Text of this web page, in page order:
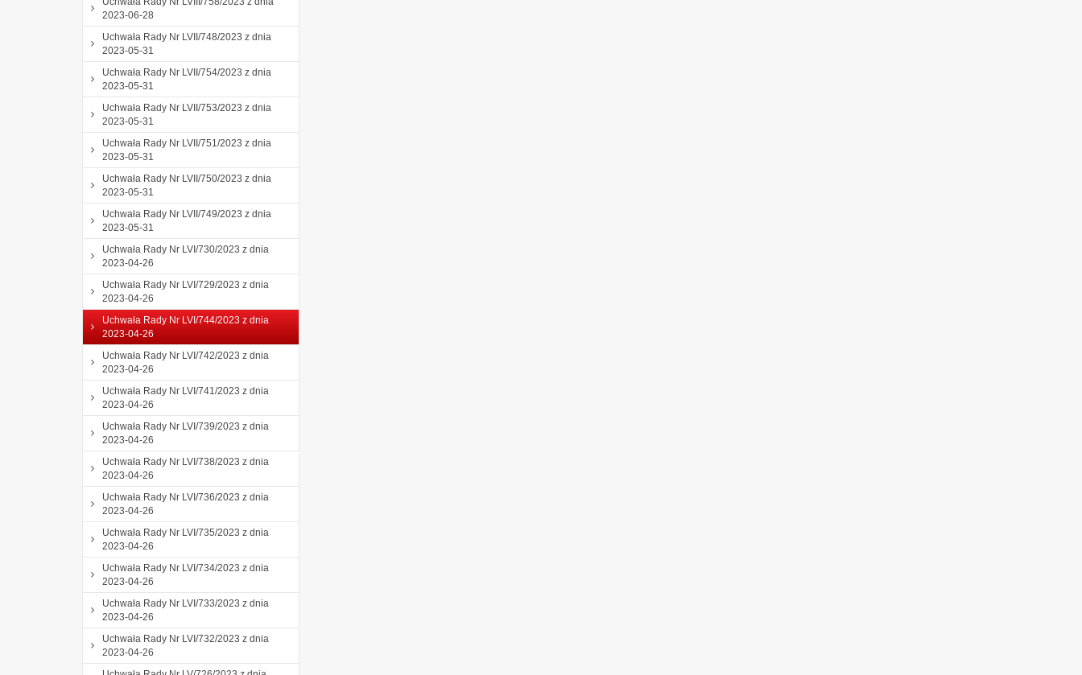
2023-06-28
Uchwała Rady Nr LVII/748/2023 z dnia
2023-05-31
Uchwała Rady Nr LVII/754/2023 z dnia
2023-05-31
Uchwała Rady Nr LVII/753/2023 z dnia
2023-05-31
Uchwała Rady Nr LVII/751/2023 z dnia
2023-05-31
Uchwała Rady Nr LVII/750/2023 z dnia
2023-05-31
Uchwała Rady Nr LVII/749/2023 z dnia
2023-05-31
Uchwała Rady Nr LVI/730/2023 z dnia
2023-04-26
Uchwała Rady Nr LVI/729/2023 z dnia
2023-04-26
Uchwała Rady Nr LVI/744/2023 z dnia
2023-04-26
Uchwała Rady Nr LVI/742/2023 z dnia
2023-04-26
Uchwała Rady Nr LVI/741/2023 z dnia
2023-04-26
Uchwała Rady Nr LVI/739/2023 z dnia
2023-04-26
Uchwała Rady Nr LVI/738/2023 z dnia
2023-04-26
Uchwała Rady Nr LVI/736/2023 z dnia
2023-04-26
Uchwała Rady Nr LVI/735/2023 z dnia
2023-04-26
Uchwała Rady Nr LVI/734/2023 z dnia
2023-04-26
Uchwała Rady Nr LVI/733/2023 z dnia
2023-04-26
Uchwała Rady Nr LVI/732/2023 z dnia
2023-04-26